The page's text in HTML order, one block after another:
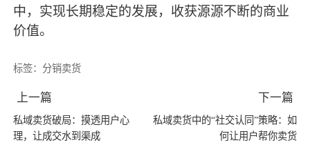
中，实现长期稳定的发展，收获源源不断的商业
价值。
标签： 分销卖货
上一篇
私域卖货破局：摸透用户心
理，让成交水到渠成
下一篇
私域卖货中的“社交认同”策略：如
何让用户帮你卖货